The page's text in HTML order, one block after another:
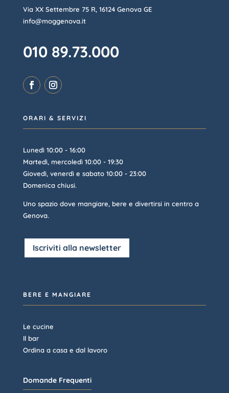
Via XX Settembre 75 R, 16124 Genova GE
info@moggenova.it
010 89.73.000
ORARI & SERVIZI
Lunedì 10:00 - 16:00
Martedì, mercoledì 10:00 - 19:30
Giovedì, venerdì e sabato 10:00 - 23:00
Domenica chiusi.
Uno spazio dove mangiare, bere e divertirsi in centro a
Genova.
Iscriviti alla newsletter
BERE E MANGIARE
Le cucine
Il bar
Ordina a casa e dal lavoro
Domande Frequenti